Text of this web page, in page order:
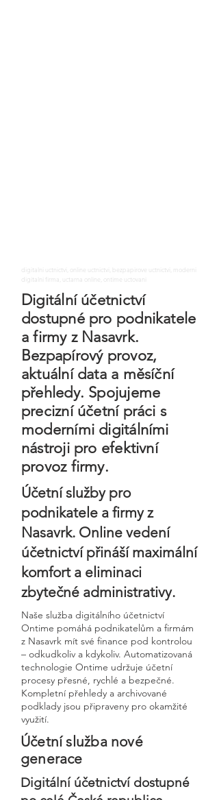
digitalni uctnictvi, online uctnictvi, bezpapirove uctnictvi, moderni
digitalni firma, uctarna online, ontime uctovani
Digitální účetnictví
dostupné pro podnikatele
a firmy z Nasavrk.
Bezpapírový provoz,
aktuální data a měsíční
přehledy. Spojujeme
precizní účetní práci s
moderními digitálními
nástroji pro efektivní
provoz firmy.
Účetní služby pro
podnikatele a firmy z
Nasavrk. Online vedení
účetnictví přináší maximální
komfort a eliminaci
zbytečné administrativy.
Naše služba digitálního účetnictví
Ontime pomáhá podnikatelům a firmám
z Nasavrk mít své finance pod kontrolou
– odkudkoliv a kdykoliv. Automatizovaná
technologie Ontime udržuje účetní
procesy přesné, rychlé a bezpečné.
Kompletní přehledy a archivované
podklady jsou připraveny pro okamžité
využití.
Účetní služba nové
generace
Digitální účetnictví dostupné